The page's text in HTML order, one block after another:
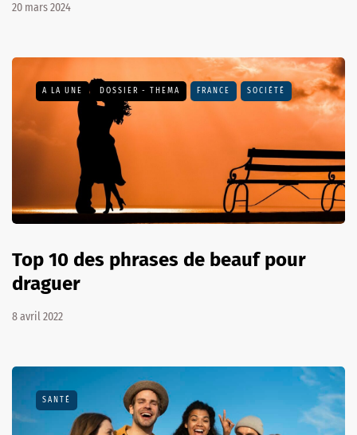
20 mars 2024
A LA UNE DOSSIER - THEMA FRANCE SOCIÉTÉ
Top 10 des phrases de beauf pour
draguer
8 avril 2022
SANTÉ